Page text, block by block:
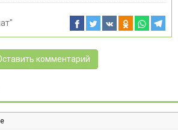
комментарий